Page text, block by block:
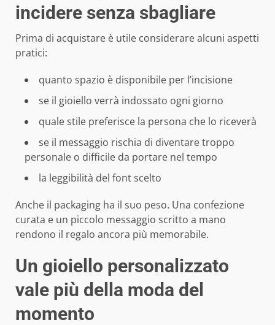
incidere senza sbagliare
Prima di acquistare è utile considerare alcuni aspetti
pratici:
quanto spazio è disponibile per l’incisione
se il gioiello verrà indossato ogni giorno
quale stile preferisce la persona che lo riceverà
se il messaggio rischia di diventare troppo
personale o difficile da portare nel tempo
la leggibilità del font scelto
Anche il packaging ha il suo peso. Una confezione
curata e un piccolo messaggio scritto a mano
rendono il regalo ancora più memorabile.
Un gioiello personalizzato
vale più della moda del
momento